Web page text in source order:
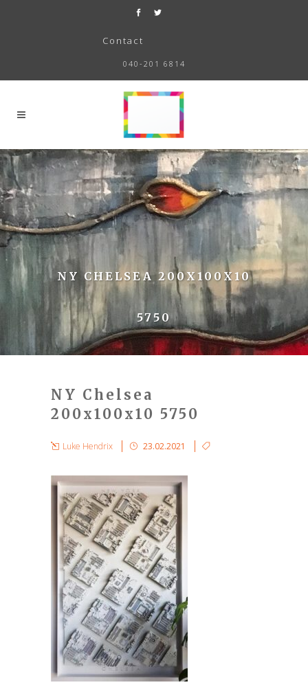
Contact
040-201 6814
NY CHELSEA 200X100X10
5750
NY Chelsea
200x100x10 5750
Luke Hendrix 23.02.2021